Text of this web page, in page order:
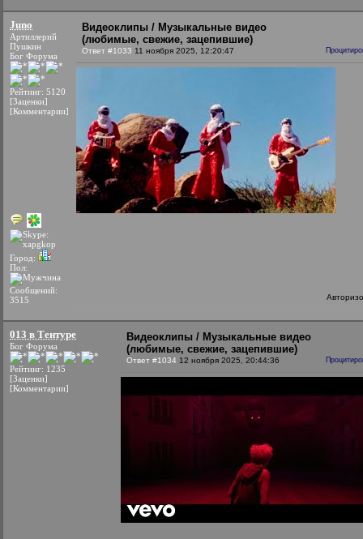
Juno
Артиллерий
Пушкин
Бог Форума
Рейтинг: 5120
[Заценки]
[Комментарии]
Город:
Пол:
Сообщений:
3515
Видеоклипы / Музыкальные видео
(любимые, свежие, зацепившие)
Ответ #1033 11 ноября 2025, 12:20:47
013 в Тентуре
Бог Форума
Рейтинг: 1235
[Заценки]
[Комментарии]
Видеоклипы / Музыкальные видео
(любимые, свежие, зацепившие)
Ответ #1034 12 ноября 2025, 20:44:36